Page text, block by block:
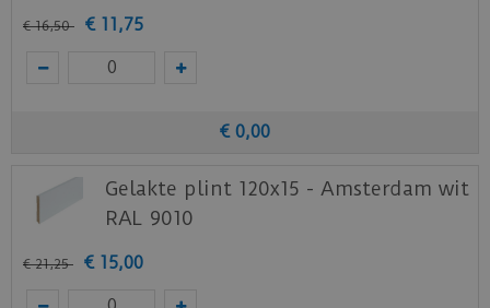
€ 16,50 € 11,75
€ 0,00
Gelakte plint 120x15 - Amsterdam wit
RAL 9010
€ 21,25 € 15,00